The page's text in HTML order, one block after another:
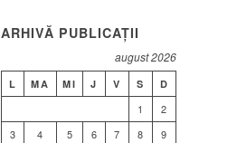
ARHIVĂ PUBLICAȚII
august 2026
L MA MI J V S D
1
2
3
4 5 6 7 8
9